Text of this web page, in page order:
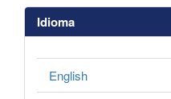
Idioma
English